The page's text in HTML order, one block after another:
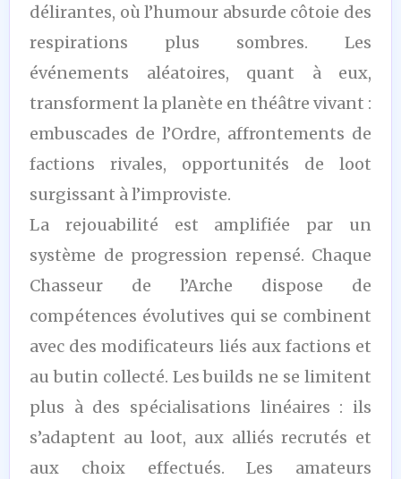
délirantes, où l’humour absurde côtoie des
respirations plus sombres. Les
événements aléatoires, quant à eux,
transforment la planète en théâtre vivant :
embuscades de l’Ordre, affrontements de
factions rivales, opportunités de loot
surgissant à l’improviste.
La rejouabilité est amplifiée par un
système de progression repensé. Chaque
Chasseur de l’Arche dispose de
compétences évolutives qui se combinent
avec des modificateurs liés aux factions et
au butin collecté. Les builds ne se limitent
plus à des spécialisations linéaires : ils
s’adaptent au loot, aux alliés recrutés et
aux choix effectués. Les amateurs